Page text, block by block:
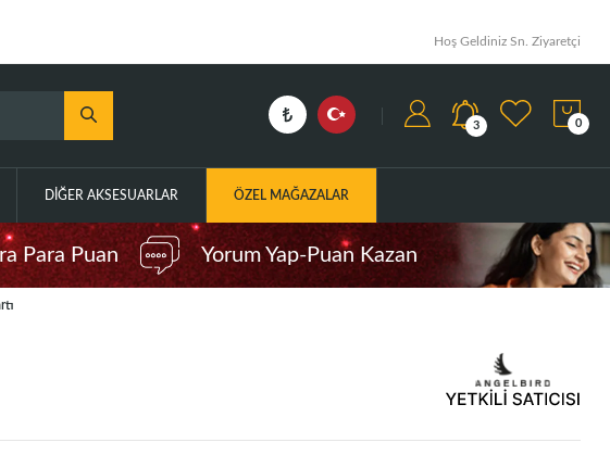
Hoş Geldiniz Sn. Ziyaretçi
3 0
DIĞER AKSESUARLAR ÖZEL MAĞAZALAR
Para Puan Yorum Yap-Puan Kazan